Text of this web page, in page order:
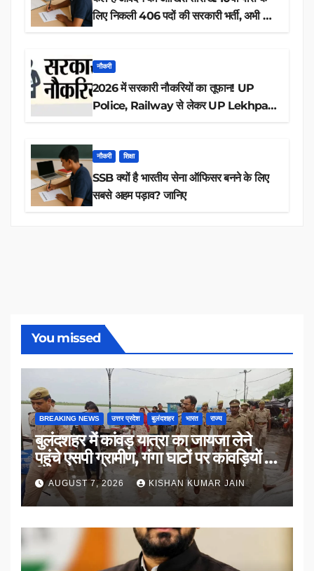
लिए निकली 406 पदों की सरकारी भर्ती, अभी करें
नौकरी
2026 में सरकारी नौकरियों का तूफान! UP
Police, Railway से लेकर UP Lekhpal
नौकरी शिक्षा
SSB क्यों है भारतीय सेना ऑफिसर बनने के लिए
सबसे अहम पड़ाव? जानिए
You missed
BREAKING NEWS उत्तर प्रदेश बुलंदशहर भारत राज्य
बुलंदशहर में कांवड़ यात्रा का जायजा लेने
पहुंचे एसपी ग्रामीण, गंगा घाटों पर कांवड़ियों से
किया संवाद
AUGUST 7, 2026 KISHAN KUMAR JAIN